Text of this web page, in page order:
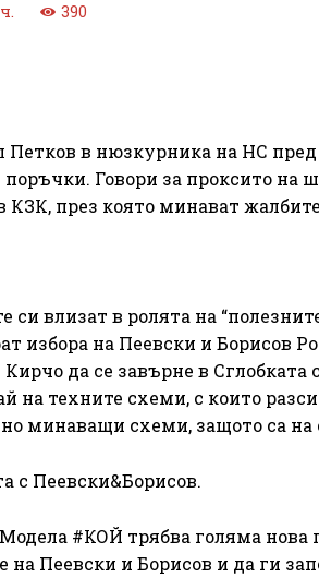
390
Петков в нюзкурника на НС
поръчки. Говори за проксито
през която минават
си влизат в ролята на
избора на Пеевски и Борисов
да се завърне в
на техните схеми, с които
минаващи схеми, защото са
с Пеевски&Борисов.
#КОЙ трябва голяма нова
на Пеевски и Борисов и да ги